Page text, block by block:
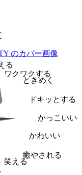
る
ワクワクする
ときめく
ドキッとする
かっこいい
かわいい
癒やされる
笑える